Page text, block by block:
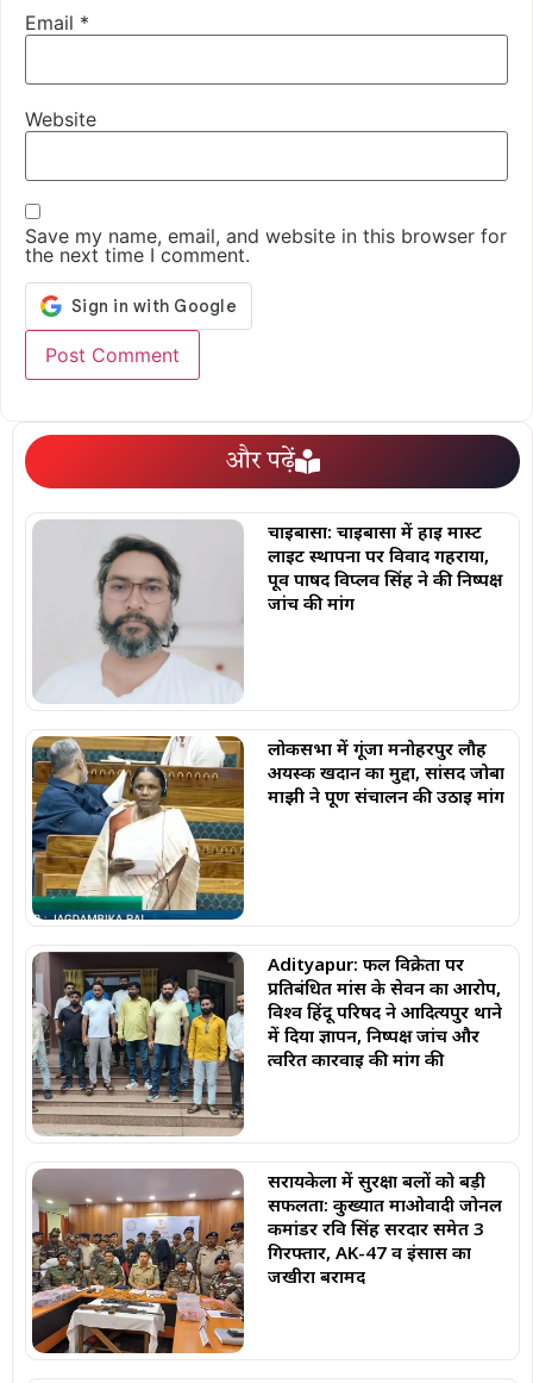
Email *
Website
Save my name, email, and website in this browser for
the next time I comment.
और पढ़ें
चाईबासा: चाईबासा में हाई मास्ट
लाइट स्थापना पर विवाद गहराया,
पूर्व पार्षद विप्लव सिंह ने की निष्पक्ष
जांच की मांग
लोकसभा में गूंजा मनोहरपुर लौह
अयस्क खदान का मुद्दा, सांसद जोबा
माझी ने पूर्ण संचालन की उठाई मांग
Adityapur: फल विक्रेता पर
प्रतिबंधित मांस के सेवन का आरोप,
विश्व हिंदू परिषद ने आदित्यपुर थाने
में दिया ज्ञापन, निष्पक्ष जांच और
त्वरित कार्रवाई की मांग की
सरायकेला में सुरक्षा बलों को बड़ी
सफलता: कुख्यात माओवादी जोनल
कमांडर रवि सिंह सरदार समेत 3
गिरफ्तार, AK-47 व इंसास का
जखीरा बरामद